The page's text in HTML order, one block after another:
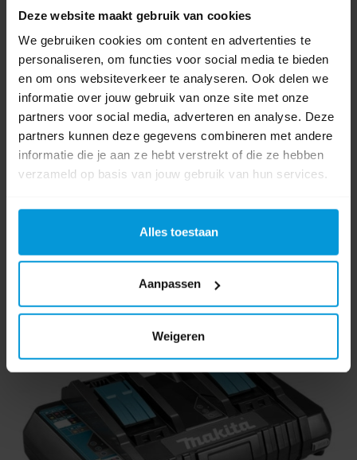
Deze website maakt gebruik van cookies
We gebruiken cookies om content en advertenties te
personaliseren, om functies voor social media te bieden
en om ons websiteverkeer te analyseren. Ook delen we
informatie over jouw gebruik van onze site met onze
partners voor social media, adverteren en analyse. Deze
partners kunnen deze gegevens combineren met andere
informatie die je aan ze hebt verstrekt of die ze hebben
verzameld op basis van jouw gebruik van hun services.
Alles toestaan
Aanpassen
Weigeren
Artikelnummer:197280-8
Voltage: 18 V
€100,00
Bestel artikel.
Ophalen in Wijchen is mogelijk.
Exclusief btw.